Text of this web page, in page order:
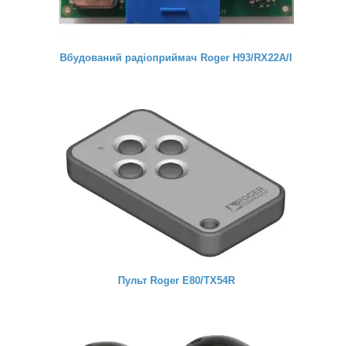
Вбудований радіоприймач Roger H93/RX22A/I
Пульт Roger E80/ТХ54R